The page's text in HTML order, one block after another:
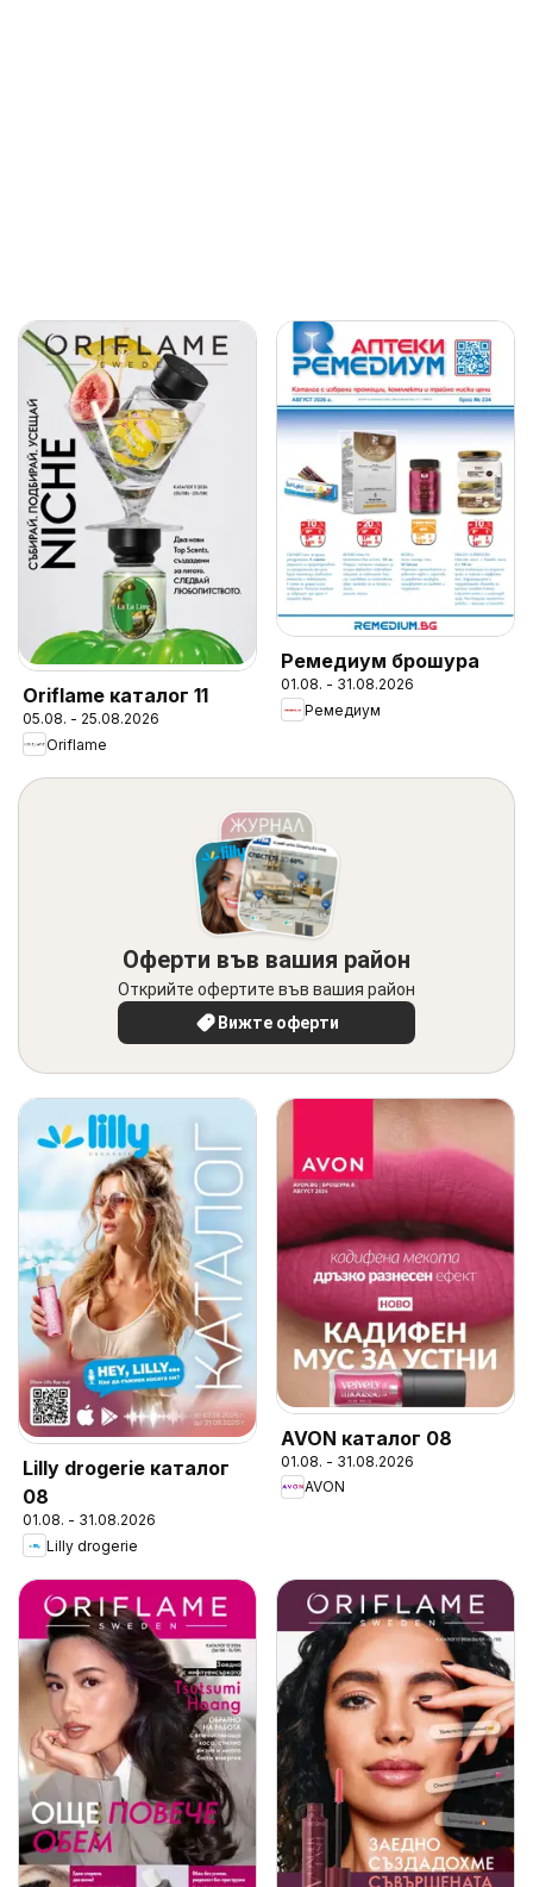
Oriflame каталог 11
05.08. - 25.08.2026
Oriflame
Ремедиум брошура
01.08. - 31.08.2026
Ремедиум
Оферти във вашия район
Открийте офертите във вашия район
Вижте оферти
Lilly drogerie каталог
08
01.08. - 31.08.2026
Lilly drogerie
AVON каталог 08
01.08. - 31.08.2026
AVON